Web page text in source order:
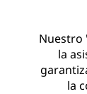
Nuestro
la
la